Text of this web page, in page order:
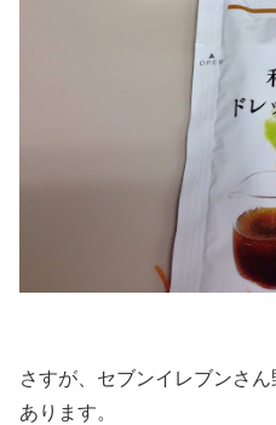
さすが、セブンイレブンさ
あります。